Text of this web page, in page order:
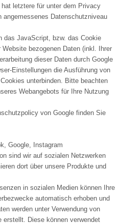
letztere für unter dem Privacy
angemessenes Datenschutzniveau
das JavaScript, bzw. das Cookie
bezogenen Daten (inkl. Ihrer
dieser Daten durch Google
Einstellungen die Ausführung von
unterbinden. Bitte beachten
Webangebots für Ihre Nutzung
von Google finden Sie
Google, Instagram
sind wir auf sozialen Netzwerken
dort über unsere Produkte und
in sozialen Medien können Ihre
automatisch erhoben und
werden unter Verwendung von
erstellt. Diese können verwendet